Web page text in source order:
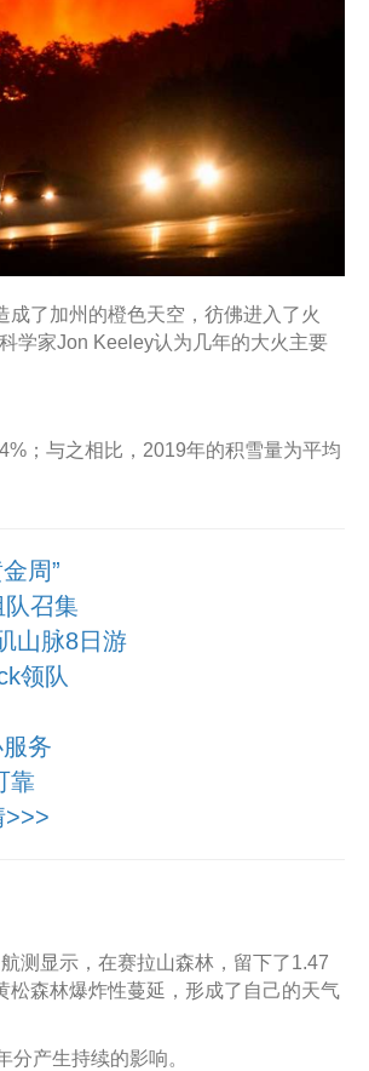
了加州的橙色天空，彷佛进入了火
学家Jon Keeley认为几年的大火主要
；与之相比，2019年的积雪量为平均
周”
召集
山脉8日游
领队
务
靠
>>>
测显示，在赛拉山森林，留下了1.47
森林爆炸性蔓延，形成了自己的天气
产生持续的影响。